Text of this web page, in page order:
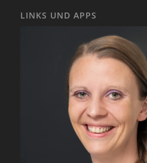
LINKS UND APPS